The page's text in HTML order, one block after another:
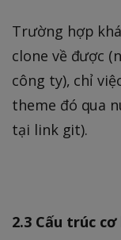
Trường hợp
clone về được
công ty), chỉ
theme đó qua
tại link git).
2.3 Cấu trúc